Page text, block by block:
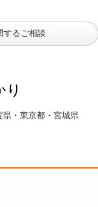
するご相談
り
・東京都・宮城県